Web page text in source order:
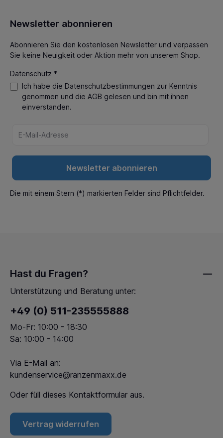
Newsletter abonnieren
Abonnieren Sie den kostenlosen Newsletter und verpassen
Sie keine Neuigkeit oder Aktion mehr von unserem Shop.
Datenschutz *
Ich habe die Datenschutzbestimmungen zur Kenntnis
genommen und die AGB gelesen und bin mit ihnen
einverstanden.
Newsletter abonnieren
Die mit einem Stern (*) markierten Felder sind Pflichtfelder.
Hast du Fragen?
Unterstützung und Beratung unter:
+49 (0) 511-235555888
Mo-Fr: 10:00 - 18:30
Sa: 10:00 - 14:00
Via E-Mail an:
kundenservice@ranzenmaxx.de
Oder füll dieses Kontaktformular aus.
Vertrag widerrufen